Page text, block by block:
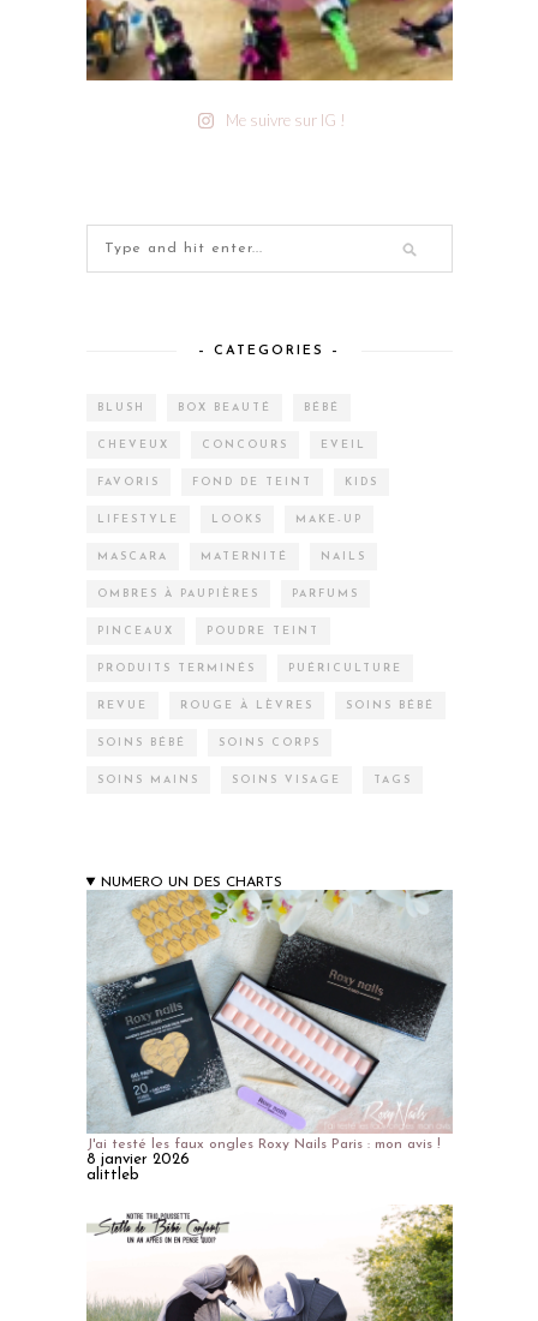
Me suivre sur IG !
– CATEGORIES –
BLUSH BOX BEAUTÉ BÉBÉ
CHEVEUX CONCOURS EVEIL
FAVORIS FOND DE TEINT KIDS
LIFESTYLE LOOKS MAKE-UP
MASCARA MATERNITÉ NAILS
OMBRES À PAUPIÈRES PARFUMS
PINCEAUX POUDRE TEINT
PRODUITS TERMINÉS PUÉRICULTURE
REVUE ROUGE À LÈVRES SOINS BÉBÉ
SOINS BÉBÉ SOINS CORPS
SOINS MAINS SOINS VISAGE TAGS
NUMERO UN DES CHARTS
J'ai testé les faux ongles Roxy Nails Paris : mon avis !
8 janvier 2026
alittleb